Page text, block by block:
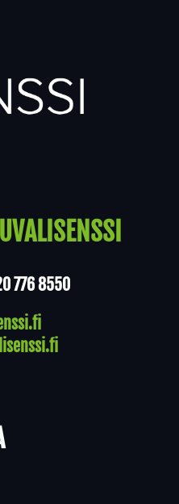
776 8550